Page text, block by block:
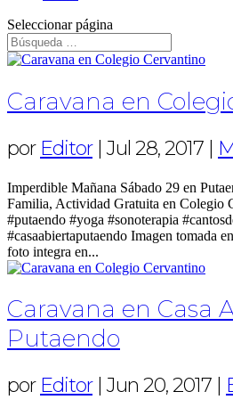
Seleccionar página
Caravana en
por Editor|Jul 28, 2017 |
Imperdible Mañana Sábado 29 en
Familia, Actividad Gratuita en Colegio
#putaendo #yoga #sonoterapia
#casaabiertaputaendo Imagen tomada
foto integra en...
Caravana en Casa
Putaendo
por Editor|Jun 20, 2017